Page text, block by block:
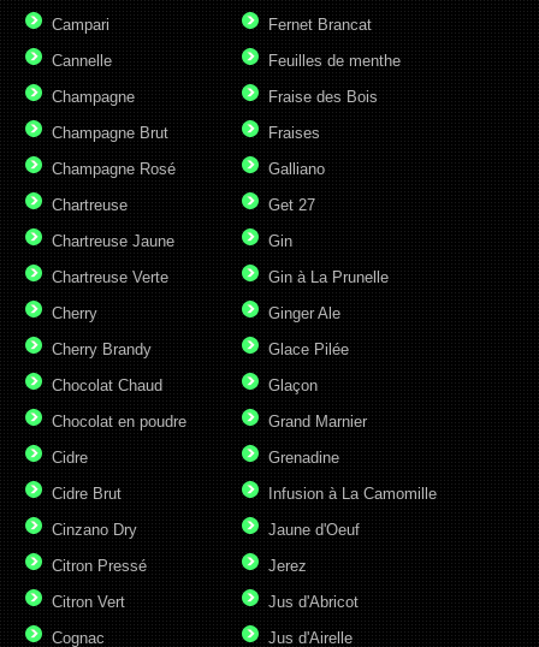
Campari
Cannelle
Champagne
Champagne Brut
Champagne Rosé
Chartreuse
Chartreuse Jaune
Chartreuse Verte
Cherry
Cherry Brandy
Chocolat Chaud
Chocolat en poudre
Cidre
Cidre Brut
Cinzano Dry
Citron Pressé
Citron Vert
Cognac
Fernet Brancat
Feuilles de menthe
Fraise des Bois
Fraises
Galliano
Get 27
Gin
Gin à La Prunelle
Ginger Ale
Glace Pilée
Glaçon
Grand Marnier
Grenadine
Infusion à La Camomille
Jaune d'Oeuf
Jerez
Jus d'Abricot
Jus d'Airelle